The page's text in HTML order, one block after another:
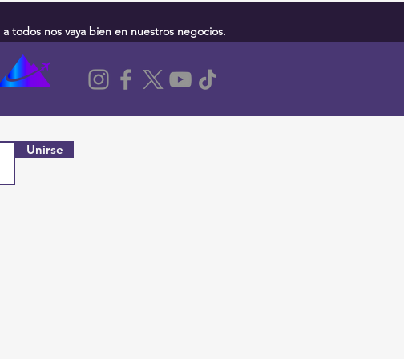
todos nos vaya bien en nuestros negocios.
Unirse